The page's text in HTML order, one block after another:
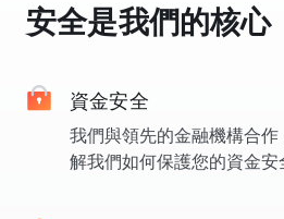
安全是我們的核心
資金安全
我們與領先的金融機構合
解我們如何保護您的資金安